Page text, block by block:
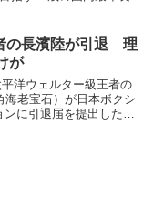
した。 対戦相手は
の長濱陸が引退 理
が
洋ウェルター級王者の
海老宝石）が日本ボクシ
に引退届を提出した。